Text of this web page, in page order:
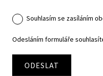
Souhlasím se zasíláním
Odesláním formuláře
ODESLAT